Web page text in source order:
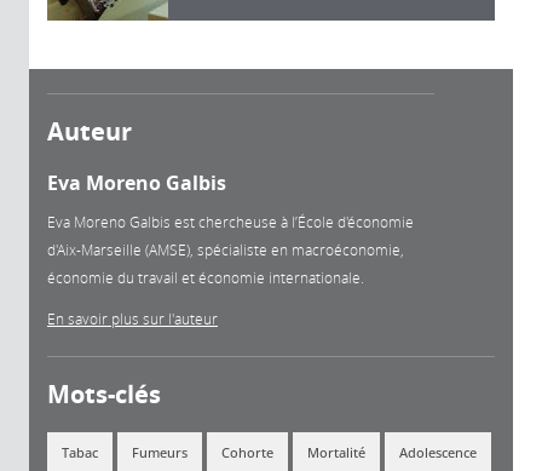
Auteur
Eva Moreno Galbis
Eva Moreno Galbis est chercheuse à l’École d'économie
d'Aix-Marseille (AMSE), spécialiste en macroéconomie,
économie du travail et économie internationale.
En savoir plus sur l'auteur
Mots-clés
Tabac Fumeurs Cohorte Mortalité Adolescence